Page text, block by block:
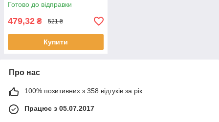
Готово до відправки
479,32 ₴ 521 ₴
Купити
Про нас
100% позитивних з 358 відгуків за рік
Працює з 05.07.2017